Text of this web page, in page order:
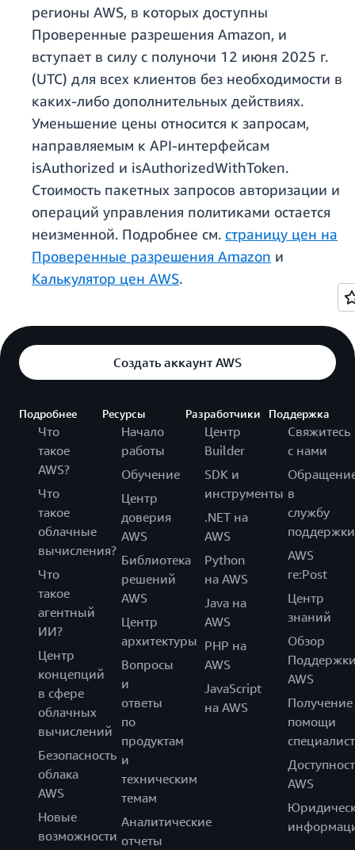
регионы AWS, в которых доступны
Проверенные разрешения Amazon, и
вступает в силу с полуночи 12 июня 2025 г.
(UTC) для всех клиентов без необходимости в
каких-либо дополнительных действиях.
Уменьшение цены относится к запросам,
направляемым к API-интерфейсам
isAuthorized и isAuthorizedWithToken.
Стоимость пакетных запросов авторизации и
операций управления политиками остается
неизменной. Подробнее см. страницу цен на
Проверенные разрешения Amazon и
Калькулятор цен AWS.
Создать аккаунт AWS
Подробнее
Что
такое
AWS?
Что
такое
облачные
вычисления?
Что
такое
агентный
ИИ?
Центр
концепций
в сфере
облачных
вычислений
Безопасность
облака
AWS
Новые
возможности
Ресурсы
Начало
работы
Обучение
Центр
доверия
AWS
Библиотека
решений
AWS
Центр
архитектуры
Вопросы
и
ответы
по
продуктам
и
техническим
темам
Аналитические
отчеты
Разработчики
Центр
Builder
SDK и
инструменты
.NET на
AWS
Python
на AWS
Java на
AWS
PHP на
AWS
JavaScript
на AWS
Поддержка
Свяжитесь
с нами
в
службу
поддержки
AWS
re:Post
Центр
знаний
Обзор
AWS
Получение
помощи
AWS